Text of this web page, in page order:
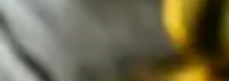
Blogg